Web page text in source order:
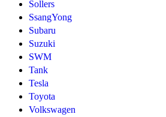
Sollers
SsangYong
Subaru
Suzuki
SWM
Tank
Tesla
Toyota
Volkswagen